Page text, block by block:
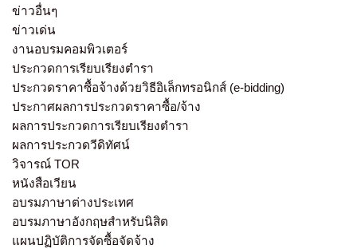
ข่าวอื่นๆ
ข่าวเด่น
งานอบรมคอมพิวเตอร์
ประกวดการเรียบเรียงตำรา
ประกวดราคาซื้อจ้างด้วยวิธีอิเล็กทรอนิกส์ (e-bidding)
ประกาศผลการประกวดราคาซื้อ/จ้าง
ผลการประกวดการเรียบเรียงตำรา
ผลการประกวดวีดิทัศน์
วิจารณ์ TOR
หนังสือเวียน
อบรมภาษาต่างประเทศ
อบรมภาษาอังกฤษสำหรับนิสิต
แผนปฏิบัติการจัดซื้อจัดจ้าง